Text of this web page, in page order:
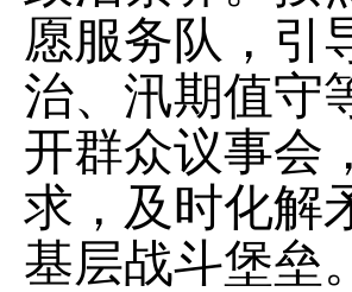
愿服务队，引
治、汛期值守
开群众议事会
求，及时化解
基层战斗堡垒。